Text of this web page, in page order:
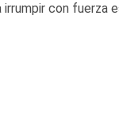
con fuerza